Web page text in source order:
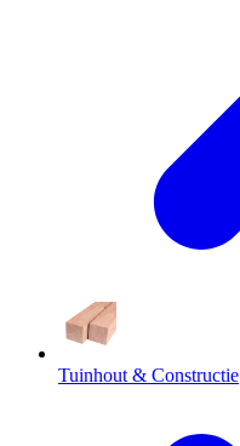
Tuinhout & Constructie